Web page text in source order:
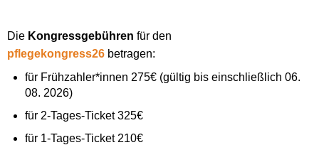
Die Kongressgebühren für den
pflegekongress26 betragen:
für Frühzahler*innen 275€ (gültig bis einschließlich 06.
08. 2026)
für 2-Tages-Ticket 325€
für 1-Tages-Ticket 210€